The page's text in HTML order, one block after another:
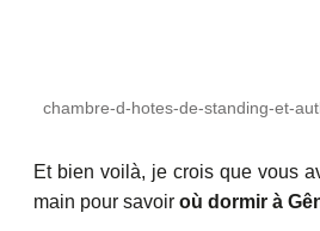
chambre-d-hotes-de-standing-et-
Et bien voilà, je crois que vous
main pour savoir où dormir à